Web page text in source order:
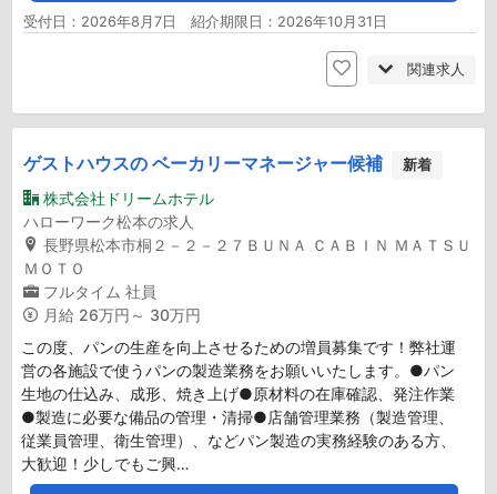
受付日：2026年8月7日 紹介期限日：2026年10月31日
関連求人
ゲストハウスの ベーカリーマネージャー候補 新着
株式会社ドリームホテル
ハローワーク松本の求人
長野県松本市桐２－２－２７ＢＵＮＡ ＣＡＢＩＮ ＭＡＴＳＵ
ＭＯＴＯ
フルタイム 社員
月給 26万円～ 30万円
この度、パンの生産を向上させるための増員募集です！弊社運
営の各施設で使うパンの製造業務をお願いいたします。●パン
生地の仕込み、成形、焼き上げ●原材料の在庫確認、発注作業
●製造に必要な備品の管理・清掃●店舗管理業務（製造管理、
従業員管理、衛生管理）、などパン製造の実務経験のある方、
大歓迎！少しでもご興…